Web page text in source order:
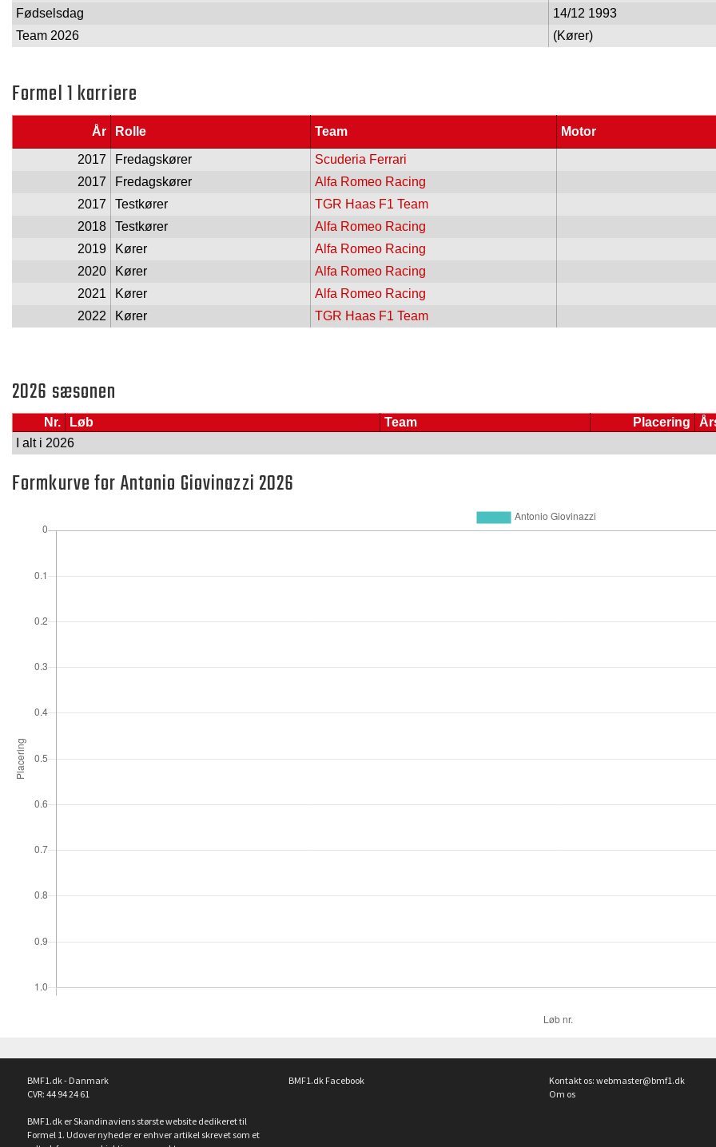
Fødselsdag
14/12 1993
Team 2026
(Kører)
Formel 1 karriere
År Rolle Team Motor
2017 Fredagskører
Scuderia Ferrari
2017
Fredagskører
Alfa Romeo Racing
2017
Testkører
TGR Haas F1 Team
2018
Testkører
Alfa Romeo Racing
2019
Kører
Alfa Romeo Racing
2020
Kører
Alfa Romeo Racing
2021
Kører
Alfa Romeo Racing
2022
Kører TGR Haas F1 Team
2026 sæsonen
Nr. Løb Team Placering
I alt i 2026
Formkurve for Antonio Giovinazzi 2026
BMF1.dk - Danmark
CVR: 44 94 24 61
BMF1.dk er Skandinaviens største website dedikeret til
Formel 1. Udover nyheder er enhver artikel skrevet som et
BMF1.dk Facebook Kontakt os: webmaster@bmf1.dk
Om os